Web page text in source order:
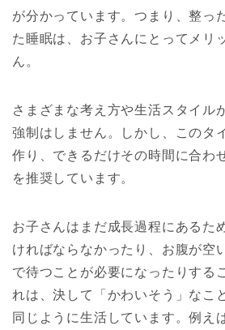
が分かっています。つまり、整っ
た睡眠は、お子さんにとってメリ
ん。
さまざまな考え方や生活スタイル
強制はしません。しかし、このタ
作り、できるだけその時間に合わ
を推奨しています。
お子さんはまだ成長過程にあるた
ければならなかったり、お腹が空
で待つことが必要になったりする
れは、決して「かわいそう」なこ
同じように生活しています。例え